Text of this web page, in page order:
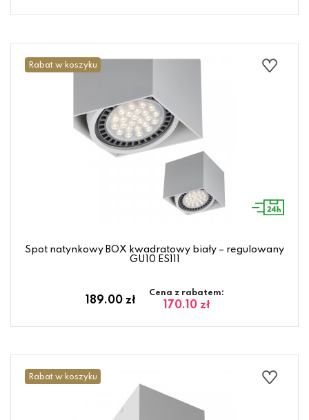
Rabat w koszyku
Spot natynkowy BOX kwadratowy biały – regulowany
GU10 ES111
189.00 zł
Cena z rabatem:
170.10 zł
Rabat w koszyku